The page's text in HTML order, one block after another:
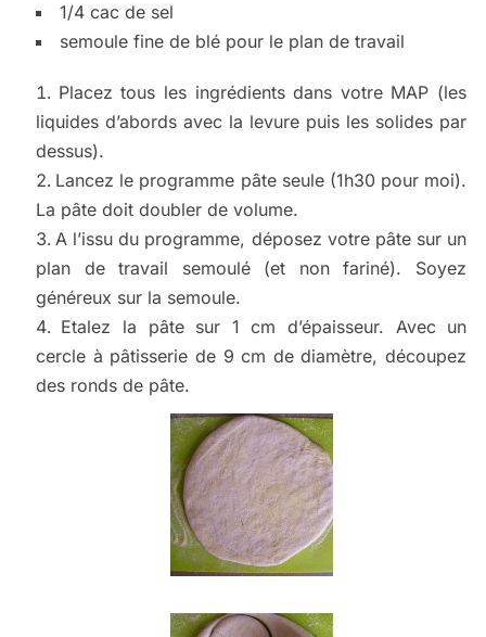
1/4 cac de sel
semoule fine de blé pour le plan de travail
Placez tous les ingrédients dans votre MAP (les
liquides d’abords avec la levure puis les solides par
dessus).
Lancez le programme pâte seule (1h30 pour moi).
La pâte doit doubler de volume.
A l’issu du programme, déposez votre pâte sur un
plan de travail semoulé (et non fariné). Soyez
généreux sur la semoule.
Etalez la pâte sur 1 cm d’épaisseur. Avec un
cercle à pâtisserie de 9 cm de diamètre, découpez
des ronds de pâte.